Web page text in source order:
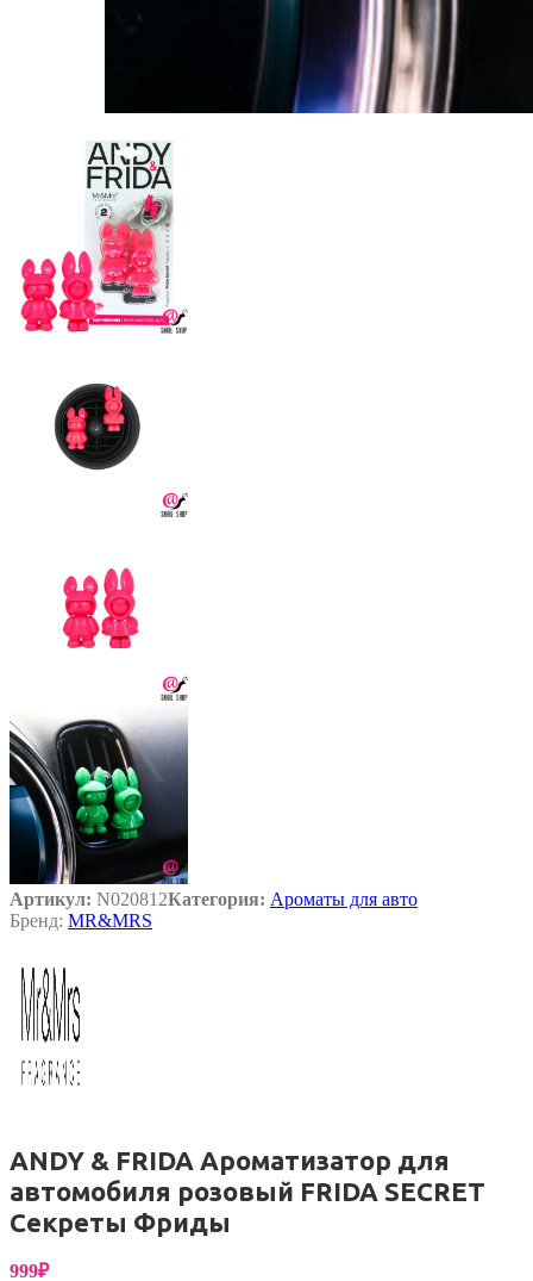
Артикул: N020812Категория: Ароматы для авто
Бренд: MR&MRS
ANDY & FRIDA Ароматизатор для
автомобиля розовый FRIDA SECRET
Секреты Фриды
999₽